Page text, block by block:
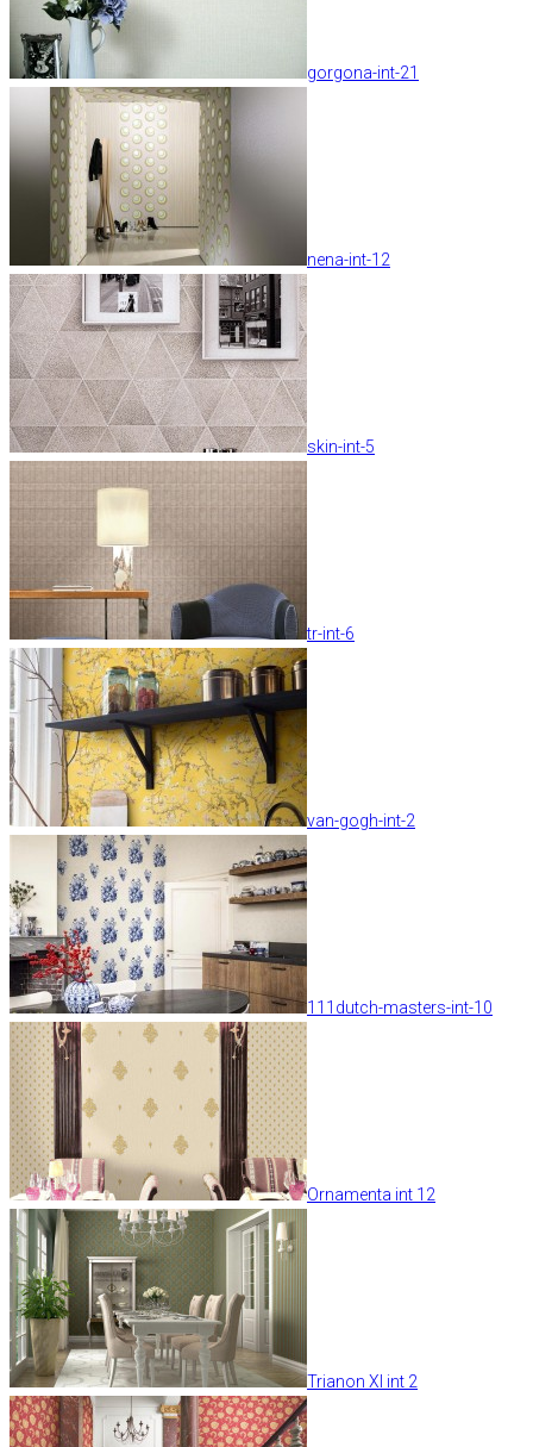
gorgona-int-21
nena-int-12
skin-int-5
tr-int-6
van-gogh-int-2
111dutch-masters-int-10
Ornamenta int 12
Trianon XI int 2